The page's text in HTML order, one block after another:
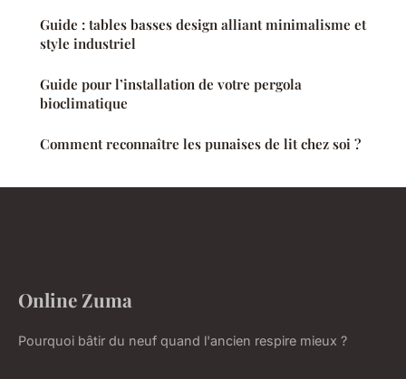
Guide : tables basses design alliant minimalisme et
style industriel
Guide pour l’installation de votre pergola
bioclimatique
Comment reconnaître les punaises de lit chez soi ?
Online Zuma
Pourquoi bâtir du neuf quand l'ancien respire mieux ?